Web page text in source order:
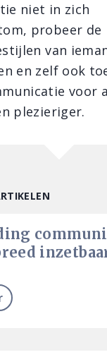
niet in zich
probeer de
van
en zelf ook
voor
plezieriger.